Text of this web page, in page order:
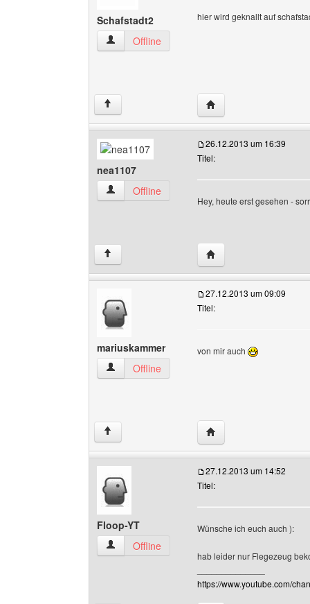
Schafstadt2
Schafstadt2 Benutzer-Profile anzeigen
Offline
hier wird geknallt auf
↑ Website dieses
nea1107
nea1107 Benutzer-Profile anzeigen
Offline
26.12.2013 um 16:39
Titel:
Hey, heute erst gesehen -
↑ Website dieses
mariuskammer
mariuskammer Benutzer-Profile anzeigen
Offline
27.12.2013 um 09:09
Titel:
von mir auch
↑ Website dieses
Floop-YT
Floop-YT Benutzer-Profile anzeigen
Offline
27.12.2013 um 14:52
Titel:
Wünsche ich euch auch ):
hab leider nur Flegezeug
https://www.youtube.com/